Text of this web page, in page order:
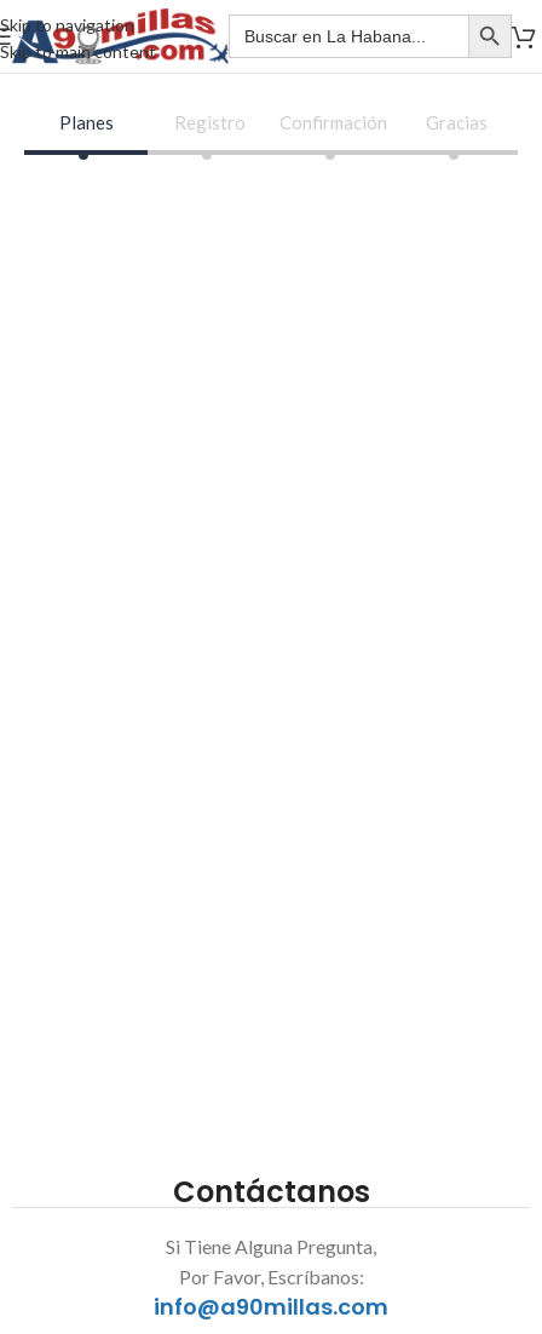
Skip to navigation
Skip to main content
Planes Registro Confirmación Gracias
Contáctanos
Si Tiene Alguna Pregunta,
Por Favor, Escríbanos:
info@a90millas.com